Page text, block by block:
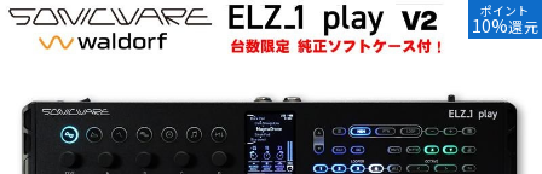
パーカッション
キーボード 電子ピアノ
ポイント
10%還元